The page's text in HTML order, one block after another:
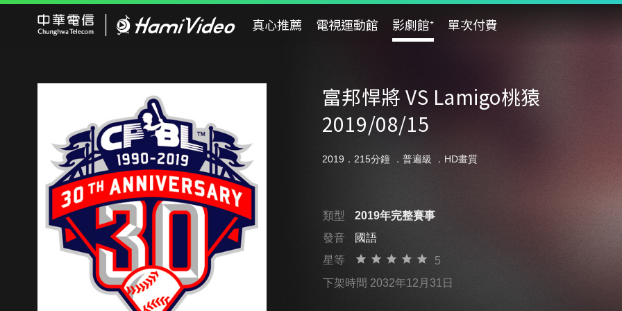
真心推薦 電視運動館 影劇館⁺ 單次付費
富邦悍將 VS Lamigo桃猿
2019/08/15
2019．215分鐘 ． 普遍級 ．HD畫質
類型
2019年完整賽事
發音
國語
星等
5
下架時間 2032年12月31日